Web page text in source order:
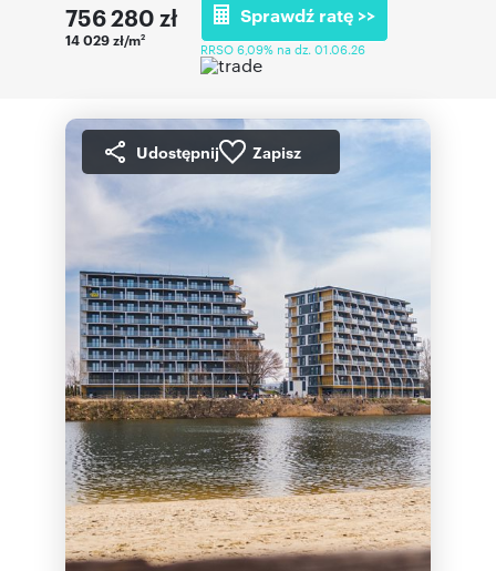
756 280 zł
14 029 zł/m2
Sprawdź ratę >>
RRSO 6,09% na dz. 01.06.26
Udostępnij Zapisz